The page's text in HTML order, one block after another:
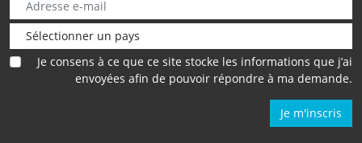
Je consens à ce que ce site stocke les informations que j’ai
envoyées afin de pouvoir répondre à ma demande.
Je m'inscris